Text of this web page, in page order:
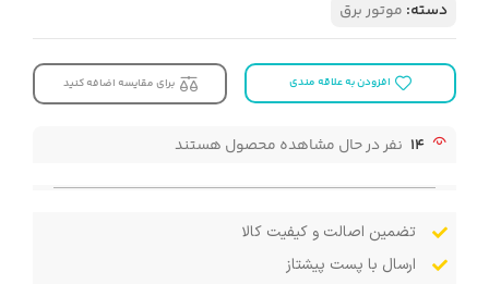
دسته: موتور برق
افزودن به علاقه مندی برای مقایسه اضافه کنید
14 نفر در حال مشاهده محصول هستند
تضمین اصالت و کیفیت کالا
ارسال با پست پیشتاز